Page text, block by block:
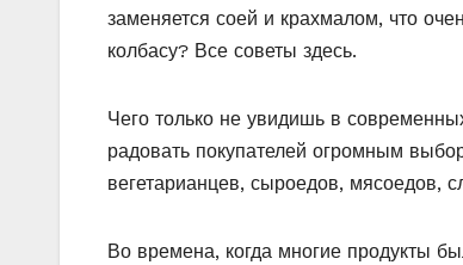
заменяется соей и крахмалом, что
колбасу? Все советы здесь.
Чего только не увидишь в
радовать покупателей огромным
вегетарианцев, сыроедов, мясоедов,
Во времена, когда многие продукты